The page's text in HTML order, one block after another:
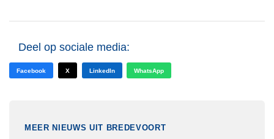
Deel op sociale media:
Facebook X LinkedIn WhatsApp
MEER NIEUWS UIT BREDEVOORT